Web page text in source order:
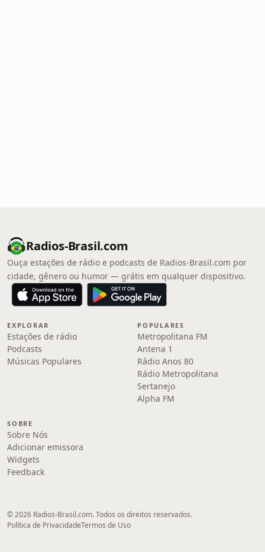
Radios-Brasil.com
Ouça estações de rádio e podcasts de Radios-Brasil.com por
cidade, gênero ou humor — grátis em qualquer dispositivo.
EXPLORAR
Estações de rádio
Podcasts
Músicas Populares
POPULARES
Metropolitana FM
Antena 1
Rádio Anos 80
Rádio Metropolitana
Sertanejo
Alpha FM
SOBRE
Sobre Nós
Adicionar emissora
Widgets
Feedback
© 2026 Radios-Brasil.com. Todos os direitos reservados.
Política de PrivacidadeTermos de Uso